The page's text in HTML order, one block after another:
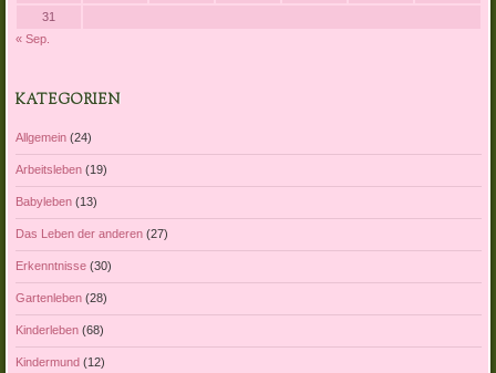
31
« Sep.
KATEGORIEN
Allgemein(24)
Arbeitsleben(19)
Babyleben(13)
Das Leben der anderen(27)
Erkenntnisse(30)
Gartenleben(28)
Kinderleben(68)
Kindermund (12)